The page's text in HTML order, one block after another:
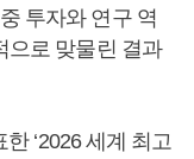
투자와 연구 역
으로 맞물린 결과
‘2026 세계 최고